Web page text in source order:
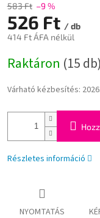
583 Ft –9 %
526 Ft / db
414 Ft ÁFA nélkül
Raktáron (15 db)
Várható kézbesítés:
Részletes információ
NYOMTATÁS